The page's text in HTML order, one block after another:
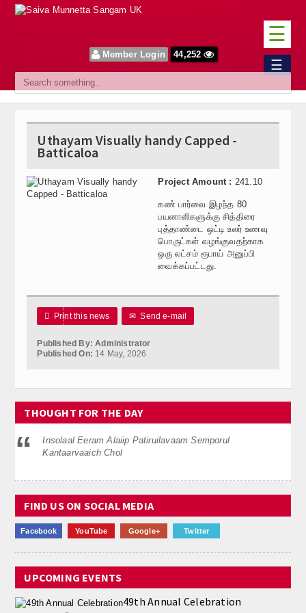
Sangam
Our Vision
News
Calender
Kalasam
Projects
Drive Fund
Photo Gallery
Video Gallery
Obituaries
Matrimonial
☰
☰
Member Login 44,252
Uthayam Visually handy Capped -
Batticaloa
Project Amount : 241.10
கண் பார்வை இழந்த 80
பயனாளிகளுக்கு சித்திரை
புத்தாண்டை ஒட்டி உலர் உணவு
பொருட்கள் வழங்குவதற்காக
ஒரு லட்சம் ரூபாய் அனுப்பி
வைக்கப்பட்டது.
 Print this news ✉ Send e-mail
Published By: Administrator
Published On: 14 May, 2026
THOUGHT FOR THE DAY
Insolaal Eeram Alaiip Patiruilavaam Semporul
Kantaarvaaich Chol
FIND US ON SOCIAL MEDIA
Facebook YouTube Google+ Twitter
UPCOMING EVENTS
49th Annual Celebration